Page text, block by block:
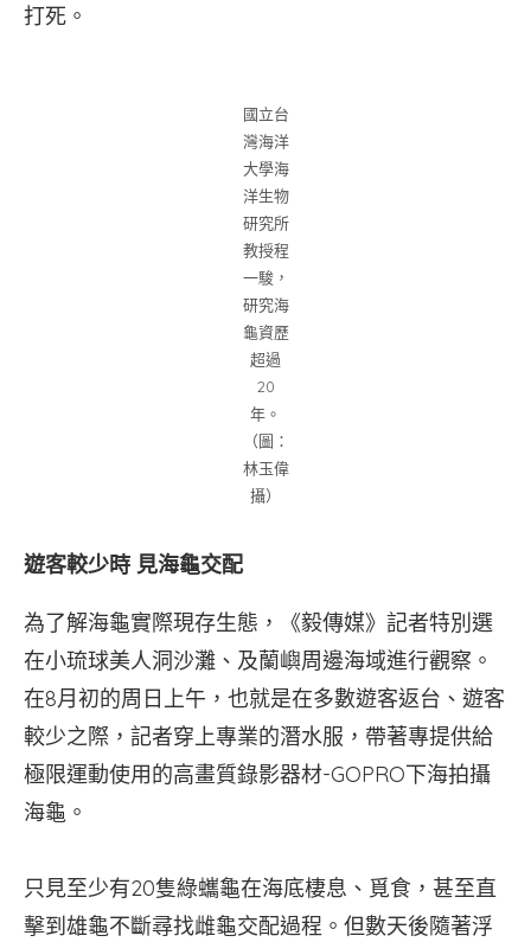
打死。
國立台
灣海洋
大學海
洋生物
研究所
教授程
一駿，
研究海
龜資歷
超過
20
年。
（圖：
林玉偉
攝）
遊客較少時 見海龜交配
為了解海龜實際現存生態，《毅傳媒》記者特別選
在小琉球美人洞沙灘、及蘭嶼周邊海域進行觀察。
在8月初的周日上午，也就是在多數遊客返台、遊客
較少之際，記者穿上專業的潛水服，帶著專提供給
極限運動使用的高畫質錄影器材-GOPRO下海拍攝
海龜。
只見至少有20隻綠蠵龜在海底棲息、覓食，甚至直
擊到雄龜不斷尋找雌龜交配過程。但數天後隨著浮